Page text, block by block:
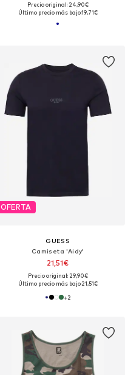
Precio original: 24,90€
Último precio más bajo:19,71€
OFERTA
GUESS
Camiseta 'Aidy'
21,51€
Precio original: 29,90€
Último precio más bajo:21,51€
+2